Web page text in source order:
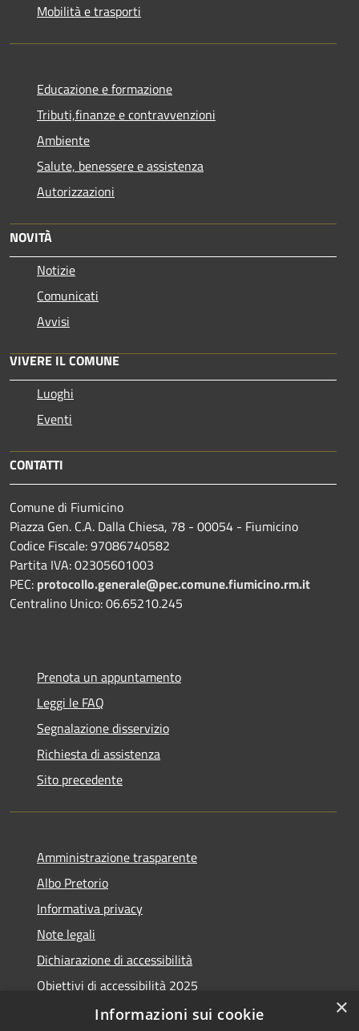
Mobilità e trasporti
Educazione e formazione
Tributi,finanze e contravvenzioni
Ambiente
Salute, benessere e assistenza
Autorizzazioni
NOVITÀ
Notizie
Comunicati
Avvisi
VIVERE IL COMUNE
Luoghi
Eventi
CONTATTI
Comune di Fiumicino
Piazza Gen. C.A. Dalla Chiesa, 78 - 00054 - Fiumicino
Codice Fiscale: 97086740582
Partita IVA: 02305601003
PEC: protocollo.generale@pec.comune.fiumicino.rm.it
Centralino Unico: 06.65210.245
Prenota un appuntamento
Leggi le FAQ
Segnalazione disservizio
Richiesta di assistenza
Sito precedente
Amministrazione trasparente
Albo Pretorio
Informativa privacy
Note legali
Dichiarazione di accessibilità
Obiettivi di accessibilità 2025
Meccanismo di feedback
×
Informazioni sui cookie